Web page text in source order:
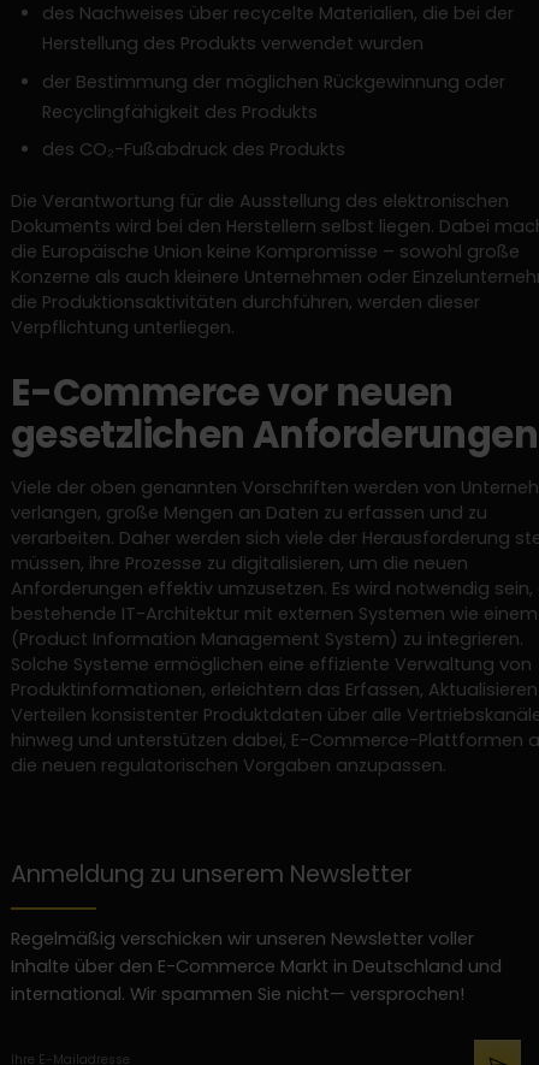
des Nachweises über recycelte Materialien, die bei der
Herstellung des Produkts verwendet wurden
der Bestimmung der möglichen Rückgewinnung oder
Recyclingfähigkeit des Produkts
des CO₂-Fußabdruck des Produkts
Die Verantwortung für die Ausstellung des elektronischen
Dokuments wird bei den Herstellern selbst liegen. Dabei
die Europäische Union keine Kompromisse – sowohl große
Konzerne als auch kleinere Unternehmen oder
die Produktionsaktivitäten durchführen, werden dieser
Verpflichtung unterliegen.
E-Commerce vor neuen
gesetzlichen Anforderungen
Viele der oben genannten Vorschriften werden von
verlangen, große Mengen an Daten zu erfassen und zu
verarbeiten. Daher werden sich viele der Herausforderung
müssen, ihre Prozesse zu digitalisieren, um die neuen
Anforderungen effektiv umzusetzen. Es wird notwendig sein,
bestehende IT-Architektur mit externen Systemen wie einem
(Product Information Management System) zu integrieren.
Solche Systeme ermöglichen eine effiziente Verwaltung von
Produktinformationen, erleichtern das Erfassen,
Verteilen konsistenter Produktdaten über alle
hinweg und unterstützen dabei, E-Commerce-Plattformen
die neuen regulatorischen Vorgaben anzupassen.
Anmeldung zu unserem Newsletter
Regelmäßig verschicken wir unseren Newsletter voller
Inhalte über den E-Commerce Markt in Deutschland und
international. Wir spammen Sie nicht— versprochen!